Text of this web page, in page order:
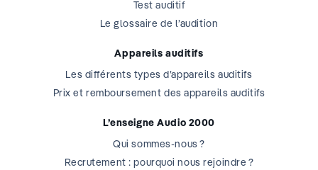
Test auditif
Le glossaire de l’audition
Appareils auditifs
Les différents types d’appareils auditifs
Prix et remboursement des appareils auditifs
L’enseigne Audio 2000
Qui sommes-nous ?
Recrutement : pourquoi nous rejoindre ?